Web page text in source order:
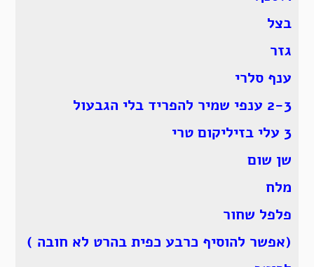
בצל
גזר
ענף סלרי
2-3 ענפי שמיר להפריד בלי הגבעול
3 עלי בזיליקום טרי
שן שום
מלח
פלפל שחור
(אפשר להוסיף כרבע כפית בהרט לא חובה )